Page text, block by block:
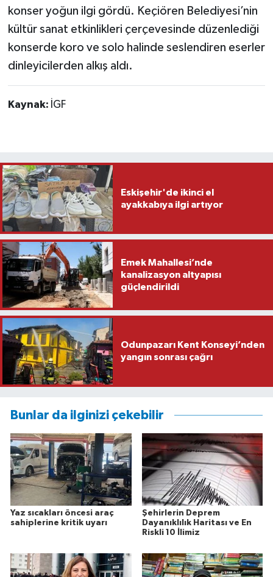
konser yoğun ilgi gördü. Keçiören Belediyesi’nin
kültür sanat etkinlikleri çerçevesinde düzenlediği
konserde koro ve solo halinde seslendiren eserler
dinleyicilerden alkış aldı.
Kaynak: İGF
Eskişehir'de ikinci el
ayakkabıya ilgi artıyor
Emek Mahallesi’nde
kanalizasyon altyapısı
güçlendirildi
Odunpazarı Kent Konseyi’nden
yangın sonrası çağrı
Bunlar da ilginizi çekebilir
Yaz sıcakları öncesi araç
sahiplerine kritik uyarı
Şehirlerin Deprem
Dayanıklılık Haritası ve En
Riskli 10 İlimiz